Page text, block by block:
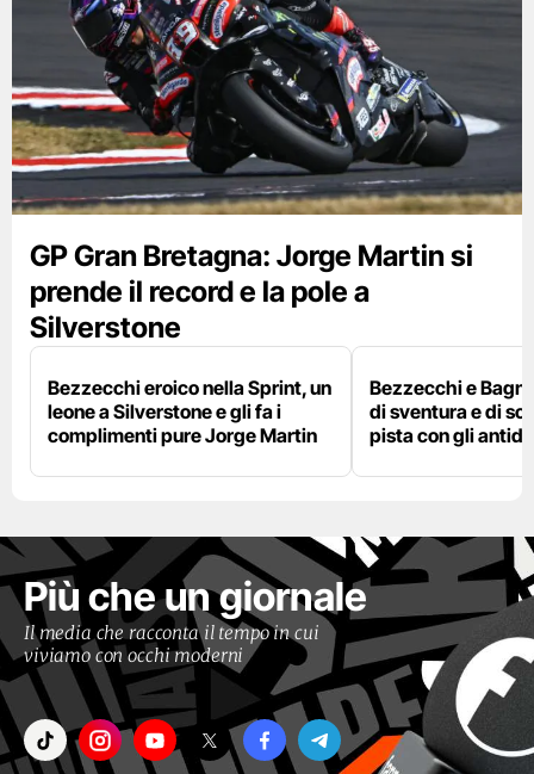
GP Gran Bretagna: Jorge Martin si
prende il record e la pole a
Silverstone
Bezzecchi eroico nella Sprint, un
leone a Silverstone e gli fa i
complimenti pure Jorge Martin
Bezzecchi e
di sventura e di
pista con gli
Più che un giornale
Il media che racconta il tempo in cui
viviamo con occhi moderni